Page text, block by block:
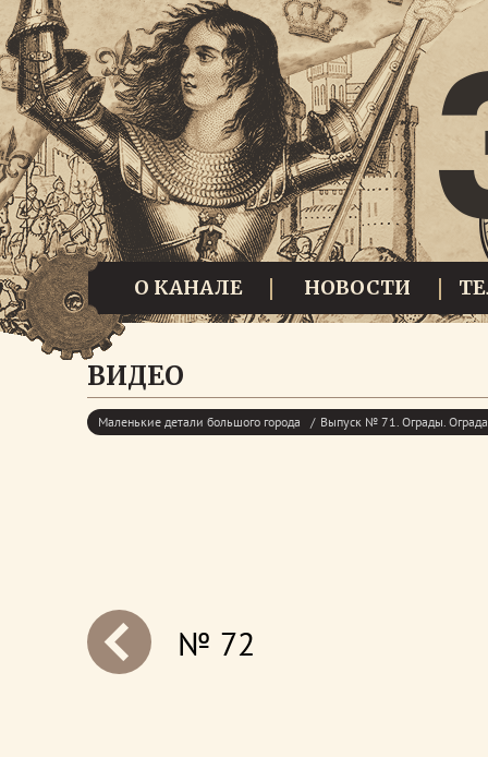
О КАНАЛЕ НОВОСТИ
ВИДЕО
Маленькие детали большого города Выпуск № 71. Ограды.
№ 72